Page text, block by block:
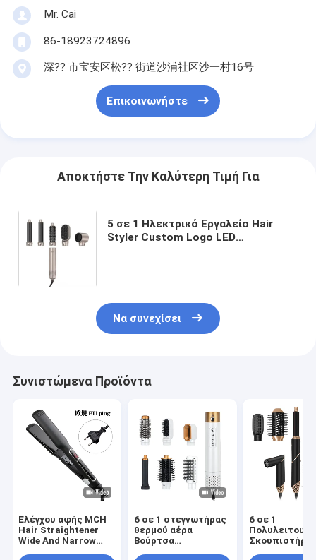
Mr. Cai
86-18923724896
深?? 市宝安区松?? 街道沙浦社区沙一村16号
Επικοινωνήστε
Αποκτήστε Την Καλύτερη Τιμή Για
5 σε 1 Ηλεκτρικό Εργαλείο Hair
Styler Custom Logo LED
Να συνεχίσει
Συνιστώμενα Προϊόντα
Ελέγχου αφής MCH
Hair Straightener
Wide And Narrow
6 σε 1 στεγνωτήρας
θερμού αέρα
Βούρτσα
6 σε 1
Σκουπιστήρι